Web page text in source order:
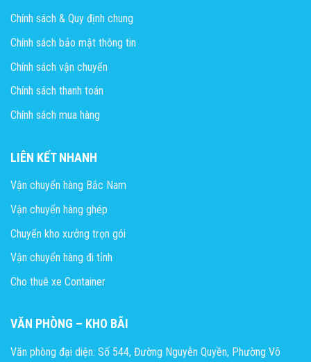
Chính sách & Quy định chung
Chính sách bảo mật thông tin
Chính sách vận chuyển
Chính sách thanh toán
Chính sách mua hàng
LIÊN KẾT NHANH
Vận chuyển hàng Bắc Nam
Vận chuyển hàng ghép
Chuyển kho xưởng trọn gói
Vận chuyển hàng đi tỉnh
Cho thuê xe Container
VĂN PHÒNG – KHO BÃI
Văn phòng đại diện: Số 544, Đường Nguyễn Quyền, Phường Võ